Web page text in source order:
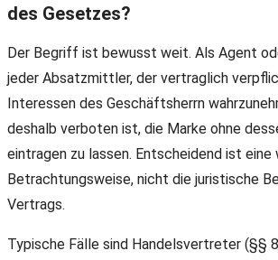
des Gesetzes?
Der Begriff ist bewusst weit. Als Agent
jeder Absatzmittler, der vertraglich
Interessen des Geschäftsherrn
deshalb verboten ist, die Marke ohne
eintragen zu lassen. Entscheidend ist
Betrachtungsweise, nicht die juristische
Vertrags.
Typische Fälle sind Handelsvertreter (§§